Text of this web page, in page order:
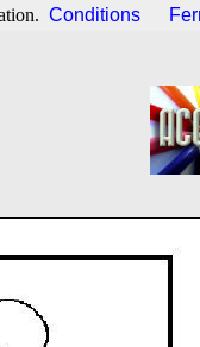
Conditions